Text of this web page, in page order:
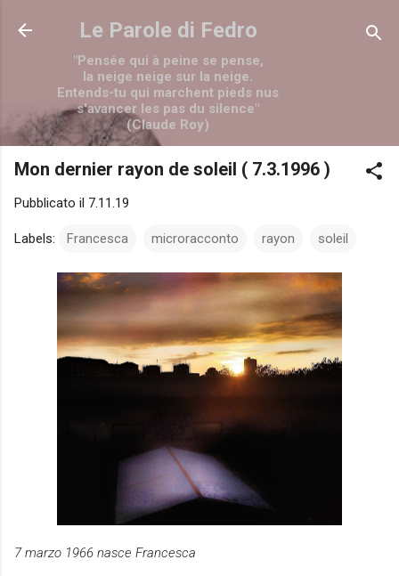
Passa ai contenuti principali
Le Parole di Fedro
"Pensée qui à peine se pense,
la neige neige sur la neige.
Entends-tu qui marchent pieds nus
s'avancer les pas du silence"
(Claude Roy)
Mon dernier rayon de soleil ( 7.3.1996 )
Pubblicato il 7.11.19
Labels: Francesca microracconto rayon soleil
7 marzo 1966 nasce Francesca